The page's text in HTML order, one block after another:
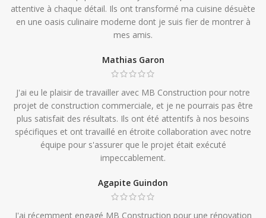
attentive à chaque détail. Ils ont transformé ma cuisine désuète
en une oasis culinaire moderne dont je suis fier de montrer à
mes amis.
Mathias Garon
J'ai eu le plaisir de travailler avec MB Construction pour notre
projet de construction commerciale, et je ne pourrais pas être
plus satisfait des résultats. Ils ont été attentifs à nos besoins
spécifiques et ont travaillé en étroite collaboration avec notre
équipe pour s'assurer que le projet était exécuté
impeccablement.
Agapite Guindon
J'ai récemment engagé MB Construction pour une rénovation